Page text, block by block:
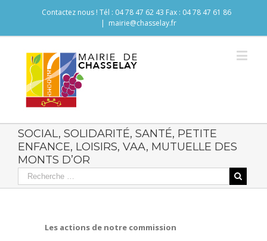
Contactez nous ! Tél : 04 78 47 62 43 Fax : 04 78 47 61 86
| mairie@chasselay.fr
SOCIAL, SOLIDARITÉ, SANTÉ, PETITE
ENFANCE, LOISIRS, VAA, MUTUELLE DES
MONTS D’OR
Les actions de notre commission